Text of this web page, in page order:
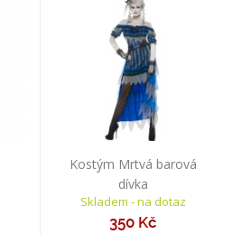
Kostým Mrtvá barová
dívka
Skladem - na dotaz
350 Kč